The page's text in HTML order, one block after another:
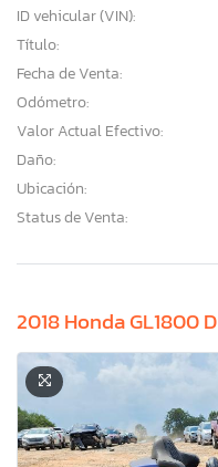
ID vehicular (VIN):
Título:
Fecha de Venta:
Odómetro:
Valor Actual Efectivo:
Daño:
Ubicación:
Status de Venta:
2018 Honda GL1800 D